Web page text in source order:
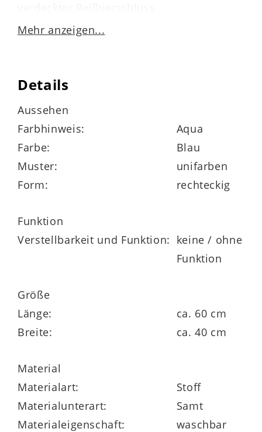
nicht trocknergeeignet
nicht chemisch reinigen
nicht bleichen
in vielen weiteren Farben und zwei Größen
bestellbar
Mehr anzeigen...
Details
Aussehen
Farbhinweis:
Aqua
Farbe:
Blau
Muster:
unifarben
Form:
rechteckig
Funktion
Verstellbarkeit und Funktion: keine / ohne
Funktion
Größe
Länge:
ca. 60 cm
Breite:
ca. 40 cm
Material
Materialart:
Stoff
Materialunterart:
Samt
Materialeigenschaft:
waschbar